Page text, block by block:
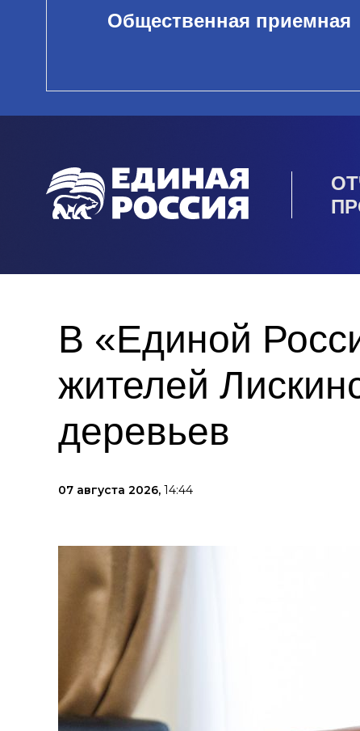
Общественная приемная
В «Единой
жителей
деревьев
07 августа 2026, 14:44